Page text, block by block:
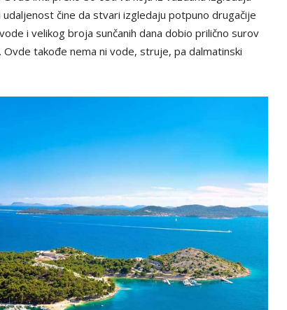
čine da stvari izgledaju potpuno drugačije
i velikog broja sunčanih dana dobio prilično surov
Ovde takođe nema ni vode, struje, pa dalmatinski